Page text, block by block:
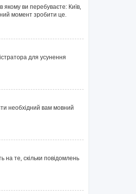
ви перебуваєте: Київ,
момент зробити це.
для усунення
необхідний вам мовний
на те, скільки повідомлень